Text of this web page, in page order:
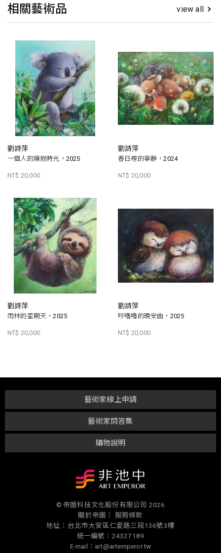
相關藝術品 view all
劉詩萍
一個人的擁抱時光，2025
NT$ 20,000
劉詩萍
春日裡的寧靜，2024
NT$ 20,000
劉詩萍
雨林的星期天，2025
NT$ 20,000
劉詩萍
呼嚕嚕的晚安曲，2025
NT$ 20,000
購物說明
藝術家問答集
藝術家線上申請
© 帝圖科技文化股份有限公司 2026
關於帝圖｜
服務條款
地址：台北市大安區仁愛路三段136號3樓
統一編號：24327189
E-mail：art@artemperor.tw